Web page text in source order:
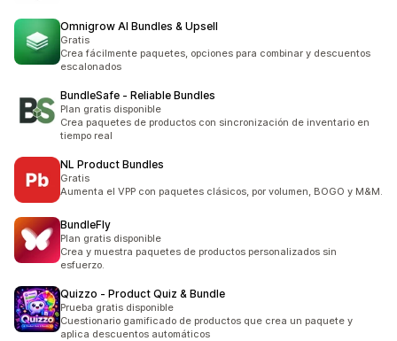
Omnigrow AI Bundles & Upsell
Gratis
Crea fácilmente paquetes, opciones para combinar y descuentos
escalonados
BundleSafe ‑ Reliable Bundles
Plan gratis disponible
Crea paquetes de productos con sincronización de inventario en
tiempo real
NL Product Bundles
Gratis
Aumenta el VPP con paquetes clásicos, por volumen, BOGO y M&M.
BundleFly
Plan gratis disponible
Crea y muestra paquetes de productos personalizados sin
esfuerzo.
Quizzo ‑ Product Quiz & Bundle
Prueba gratis disponible
Cuestionario gamificado de productos que crea un paquete y
aplica descuentos automáticos